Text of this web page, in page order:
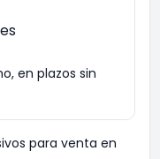
para venta en